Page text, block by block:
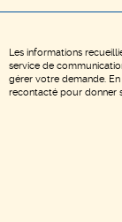
Les informations
service de
gérer votre demande.
recontacté pour donner